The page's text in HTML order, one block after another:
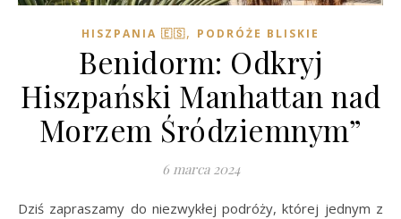
HISZPANIA 🇪🇸, PODRÓŻE BLISKIE
Benidorm: Odkryj
Hiszpański Manhattan nad
Morzem Śródziemnym”
6 marca 2024
Dziś zapraszamy do niezwykłej podróży, której jednym z